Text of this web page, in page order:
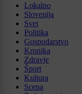
Lokalno
Slovenija
Svet
Politika
Gospodarstvo
Kronika
Zdravje
Šport
Kultura
Scena